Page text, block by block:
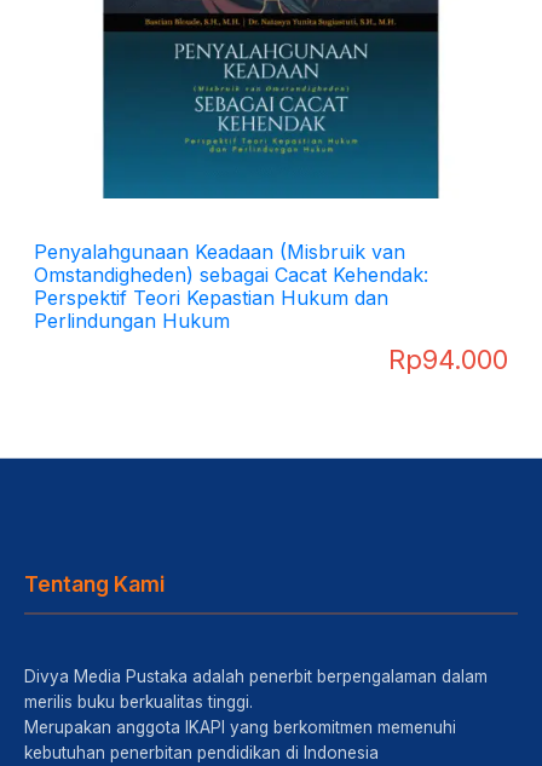
Penyalahgunaan Keadaan (Misbruik van
Omstandigheden) sebagai Cacat Kehendak:
Perspektif Teori Kepastian Hukum dan
Perlindungan Hukum
Rp94.000
Tentang Kami
Divya Media Pustaka adalah penerbit berpengalaman dalam
merilis buku berkualitas tinggi.
Merupakan anggota IKAPI yang berkomitmen memenuhi
kebutuhan penerbitan pendidikan di Indonesia